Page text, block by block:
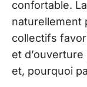
confortable.
naturellement
collectifs
et
et, pourquoi